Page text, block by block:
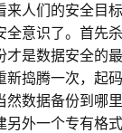
来人们的安全目
全意识了。首先
才是数据安全的
新捣腾一次，起
然数据备份到哪
另外一个专有格